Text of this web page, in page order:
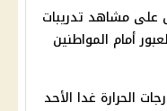
على مشاهد تدريبات
أمام المواطنين
الحرارة غدا الأحد